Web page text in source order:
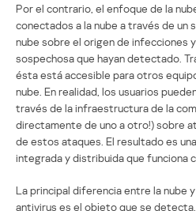
Por el contrario, el enfoque de la
conectados a la nube a través de un
nube sobre el origen de infecciones
sospechosa que hayan detectado.
ésta está accesible para otros
nube. En realidad, los usuarios
través de la infraestructura de la
directamente de uno a otro!) sobre
de estos ataques. El resultado es
integrada y distribuida que funciona
La principal diferencia entre la nube
antivirus es el objeto que se